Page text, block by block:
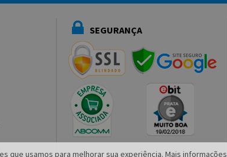
que usamos para melhorar sua experiência. Mais informações
SEGURANÇA